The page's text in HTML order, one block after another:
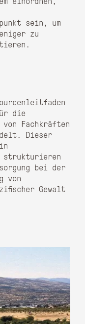
sein, um
zu
die
Fachkräften
Dieser
strukturieren
bei der
von
Gewalt